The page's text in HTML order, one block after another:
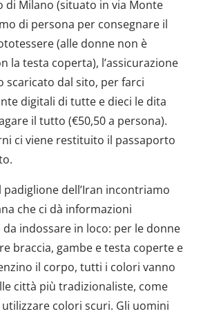
di Milano (situato in via Monte
di persona per consegnare il
(alle donne non è
la testa coperta), l’assicurazione
scaricato dal sito, per farci
digitali di tutte e dieci le dita
il tutto (€50,50 a persona).
ci viene restituito il passaporto
padiglione dell’Iran incontriamo
che ci dà informazioni
da indossare in loco: per le donne
braccia, gambe e testa coperte e
il corpo, tutti i colori vanno
città più tradizionaliste, come
colori scuri. Gli uomini